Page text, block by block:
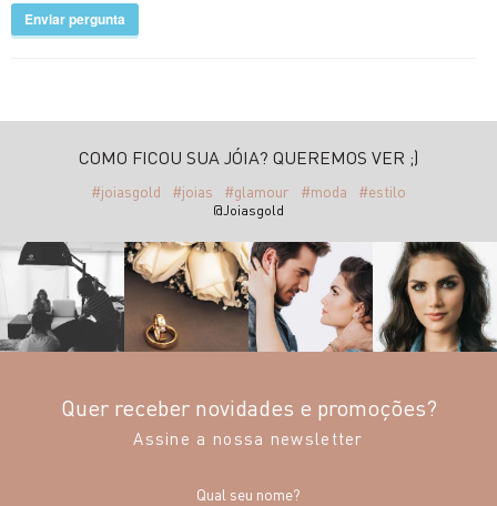
Enviar pergunta
COMO FICOU SUA JÓIA? QUEREMOS VER ;)
#joiasgold #joias #glamour #moda #estilo
@Joiasgold
Quer receber novidades e promoções?
Assine a nossa newsletter
Qual seu nome?